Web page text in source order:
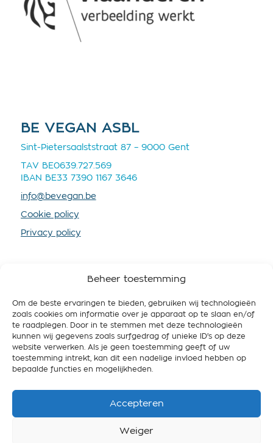
Beheer toestemming
Om de beste ervaringen te bieden, gebruiken wij technologieën
zoals cookies om informatie over je apparaat op te slaan en/of
te raadplegen. Door in te stemmen met deze technologieën
kunnen wij gegevens zoals surfgedrag of unieke ID's op deze
website verwerken. Als je geen toestemming geeft of uw
toestemming intrekt, kan dit een nadelige invloed hebben op
bepaalde functies en mogelijkheden.
Accepteren
Weiger
BE VEGAN ASBL
Sint-Pietersaalststraat 87 – 9000 Gent
TAV BE0639.727.569
IBAN BE33 7390 1167 3646
info@bevegan.be
Cookie policy
Privacy policy
SOUTENEZ-NOUS
En devenant membre vous nous fournissez plus de
ressources, afin que nous puissions mieux
promouvoir le véganisme et travailler pour une
Belgique respectueuse de l’animal, des gens et de